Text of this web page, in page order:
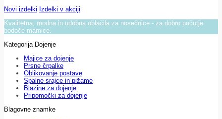
Novi izdelki Izdelki v akciji
Kvalitetna, modna in udobna oblačila za nosečnice - za dobro počutje
bodoče mamice.
Kategorija Dojenje
Majice za dojenje
Prsne črpalke
Oblikovanje postave
Spalne srajce in pižame
Blazine za dojenje
Pripomočki za dojenje
Blagovne znamke